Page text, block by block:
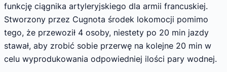
funkcję ciągnika artyleryjskiego dla armii francuskiej.
Stworzony przez Cugnota środek lokomocji pomimo
tego, że przewoził 4 osoby, niestety po 20 min jazdy
stawał, aby zrobić sobie przerwę na kolejne 20 min w
celu wyprodukowania odpowiedniej ilości pary wodnej.